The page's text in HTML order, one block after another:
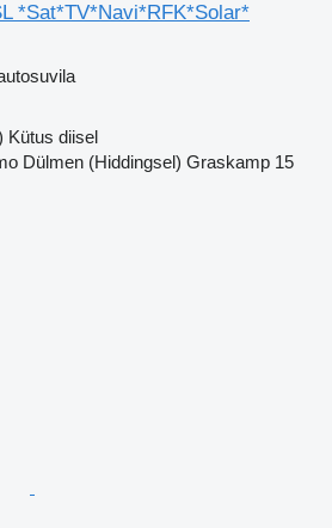
*Sat*TV*Navi*RFK*Solar*
Kütus diisel
Dülmen (Hiddingsel) Graskamp 15